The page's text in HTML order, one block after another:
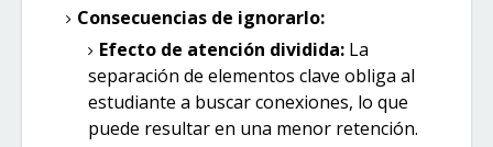
Consecuencias de ignorarlo:
Efecto de atención dividida: La
separación de elementos clave obliga al
estudiante a buscar conexiones, lo que
puede resultar en una menor retención.